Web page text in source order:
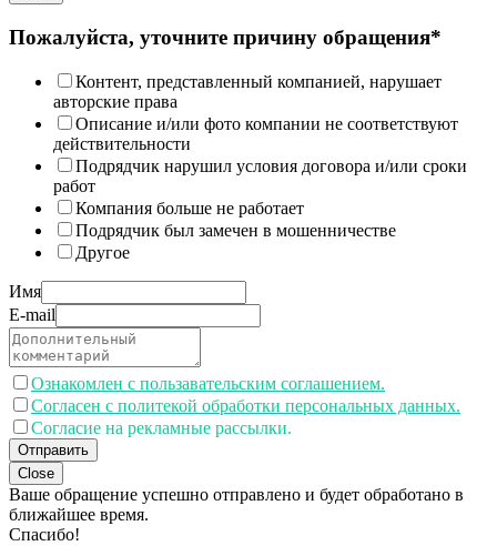
Пожалуйста, уточните причину обращения*
Контент, представленный компанией, нарушает
авторские права
Описание и/или фото компании не соответствуют
действительности
Подрядчик нарушил условия договора и/или сроки
работ
Компания больше не работает
Подрядчик был замечен в мошенничестве
Другое
Имя
E-mail
Ознакомлен с пользавательским соглашением.
Согласен с политекой обработки персональных данных.
Согласие на рекламные рассылки.
Отправить
Close
Ваше обращение успешно отправлено и будет обработано в
ближайшее время.
Спасибо!